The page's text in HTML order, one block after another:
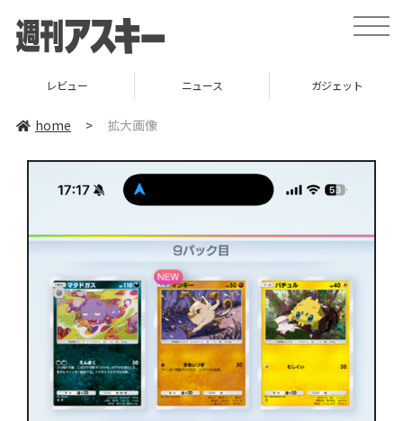
toggle
レビュー ニュース ガジェット
home > 拡大画像